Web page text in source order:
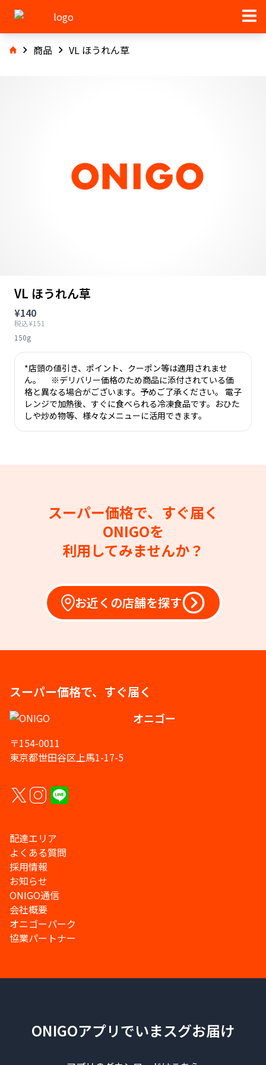
商品 VL ほうれん草
VL ほうれん草
¥140
税込¥151
150g
*店頭の値引き、ポイント、クーポン等は適用されませ
ん。 ※デリバリー価格のため商品に添付されている価
格と異なる場合がございます。予めご了承ください。 電子
レンジで加熱後、すぐに食べられる冷凍食品です。おひた
しや炒め物等、様々なメニューに活用できます。
スーパー価格で、すぐ届く
ONIGOを
利用してみませんか？
お近くの店舗を探す
スーパー価格で、すぐ届く
オニゴー
〒154-0011
東京都世田谷区上馬1-17-5
配達エリア
よくある質問
採用情報
お知らせ
ONIGO通信
会社概要
オニゴーパーク
協業パートナー
ONIGOアプリでいまスグお届け